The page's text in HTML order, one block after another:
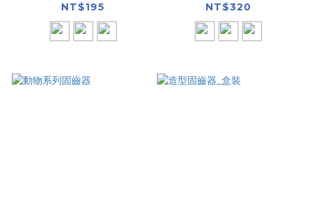
NT$195 NT$320